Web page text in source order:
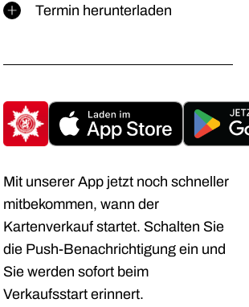
Termin herunterladen
Mit unserer App jetzt noch schneller
mitbekommen, wann der
Kartenverkauf startet. Schalten Sie
die Push-Benachrichtigung ein und
Sie werden sofort beim
Verkaufsstart erinnert.